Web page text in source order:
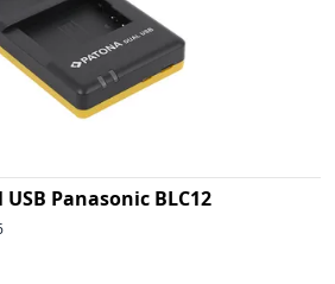
Panasonic BLC12